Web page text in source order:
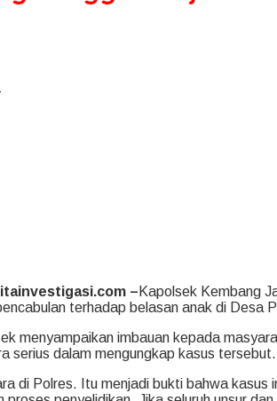
– Kapolsek Kembang
terhadap belasan anak di Desa
menyampaikan imbauan kepada
serius dalam mengungkap kasus tersebut.
di Polres. Itu menjadi bukti bahwa